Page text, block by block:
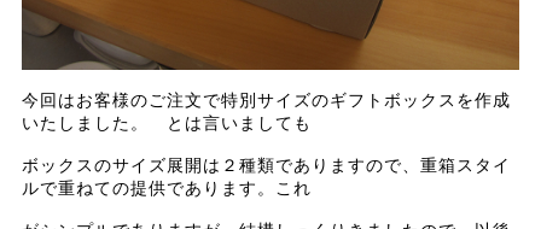
今回はお客様のご注文で特別サイズのギフトボックスを作成
いたしました。 とは言いましても
ボックスのサイズ展開は２種類でありますので、重箱スタイ
ルで重ねての提供であります。これ